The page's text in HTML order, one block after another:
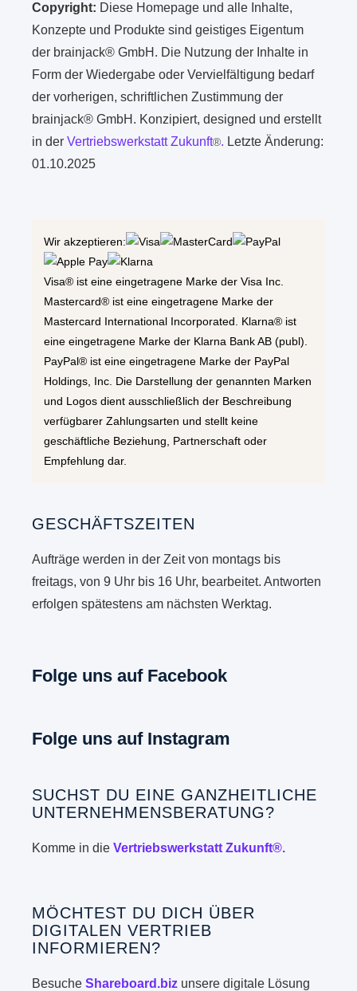
Copyright: Diese Homepage und alle Inhalte,
Konzepte und Produkte sind geistiges Eigentum
der brainjack® GmbH. Die Nutzung der Inhalte in
Form der Wiedergabe oder Vervielfältigung bedarf
der vorherigen, schriftlichen Zustimmung der
brainjack® GmbH. Konzipiert, designed und erstellt
in derVertriebswerkstatt Zukunft®. Letzte Änderung:
01.10.2025
Wir akzeptieren:
Visa® ist eine eingetragene Marke der Visa Inc.
Mastercard® ist eine eingetragene Marke der
Mastercard International Incorporated. Klarna® ist
eine eingetragene Marke der Klarna Bank AB (publ).
PayPal® ist eine eingetragene Marke der PayPal
Holdings, Inc. Die Darstellung der genannten Marken
und Logos dient ausschließlich der Beschreibung
verfügbarer Zahlungsarten und stellt keine
geschäftliche Beziehung, Partnerschaft oder
Empfehlung dar.
GESCHÄFTSZEITEN
Aufträge werden in der Zeit von montags bis
freitags, von 9 Uhr bis 16 Uhr, bearbeitet. Antworten
erfolgen spätestens am nächsten Werktag.
Folge uns auf Facebook
Folge uns auf Instagram
SUCHST DU EINE GANZHEITLICHE
UNTERNEHMENSBERATUNG?
Komme in dieVertriebswerkstatt Zukunft®.
MÖCHTEST DU DICH ÜBER
DIGITALEN VERTRIEB
INFORMIEREN?
BesucheShareboard.biz unsere digitale Lösung